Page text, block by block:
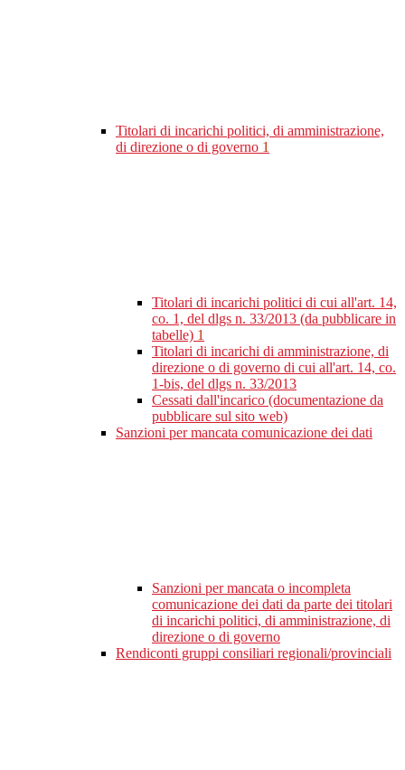
Titolari di incarichi politici, di amministrazione,
di direzione o di governo 1
Titolari di incarichi politici di cui all'art. 14,
co. 1, del dlgs n. 33/2013 (da pubblicare in
tabelle) 1
Titolari di incarichi di amministrazione, di
direzione o di governo di cui all'art. 14, co.
1-bis, del dlgs n. 33/2013
Cessati dall'incarico (documentazione da
pubblicare sul sito web)
Sanzioni per mancata comunicazione dei dati
Sanzioni per mancata o incompleta
comunicazione dei dati da parte dei titolari
di incarichi politici, di amministrazione, di
direzione o di governo
Rendiconti gruppi consiliari regionali/provinciali